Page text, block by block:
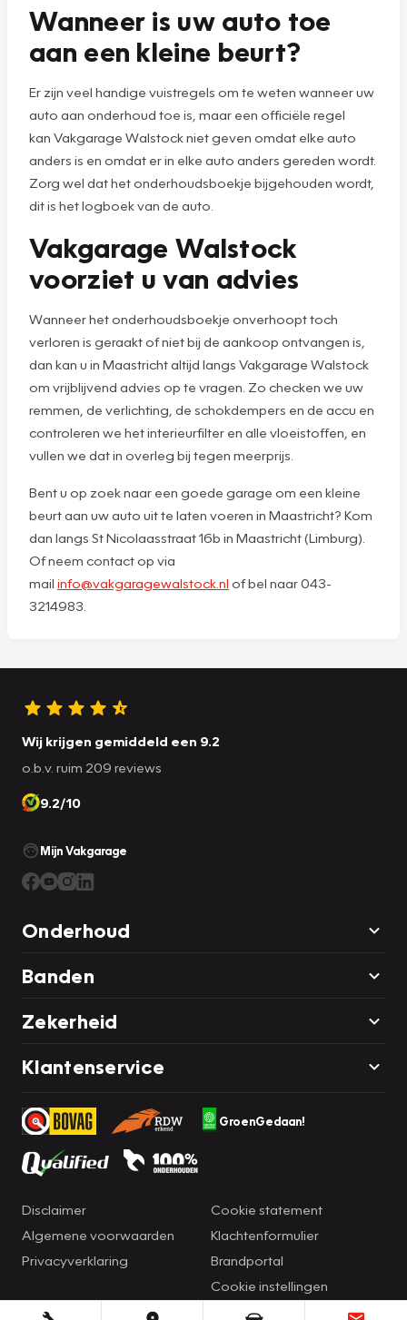
Wanneer is uw auto toe
aan een kleine beurt?
Er zijn veel handige vuistregels om te weten wanneer uw
auto aan onderhoud toe is, maar een officiële regel
kan Vakgarage Walstock niet geven omdat elke auto
anders is en omdat er in elke auto anders gereden wordt.
Zorg wel dat het onderhoudsboekje bijgehouden wordt,
dit is het logboek van de auto.
Vakgarage Walstock
voorziet u van advies
Wanneer het onderhoudsboekje onverhoopt toch
verloren is geraakt of niet bij de aankoop ontvangen is,
dan kan u in Maastricht altijd langs Vakgarage Walstock
om vrijblijvend advies op te vragen. Zo checken we uw
remmen, de verlichting, de schokdempers en de accu en
controleren we het interieurfilter en alle vloeistoffen, en
vullen we dat in overleg bij tegen meerprijs.
Bent u op zoek naar een goede garage om een kleine
beurt aan uw auto uit te laten voeren in Maastricht? Kom
dan langs St Nicolaasstraat 16b in Maastricht (Limburg).
Of neem contact op via
mail info@vakgaragewalstock.nl of bel naar 043-
3214983.
Wij krijgen gemiddeld een 9.2
o.b.v. ruim 209 reviews
9.2/10
Mijn Vakgarage
Onderhoud
Banden
Zekerheid
Klantenservice
GroenGedaan!
Disclaimer
Algemene voorwaarden
Privacyverklaring
Cookie statement
Klachtenformulier
Brandportal
Cookie instellingen